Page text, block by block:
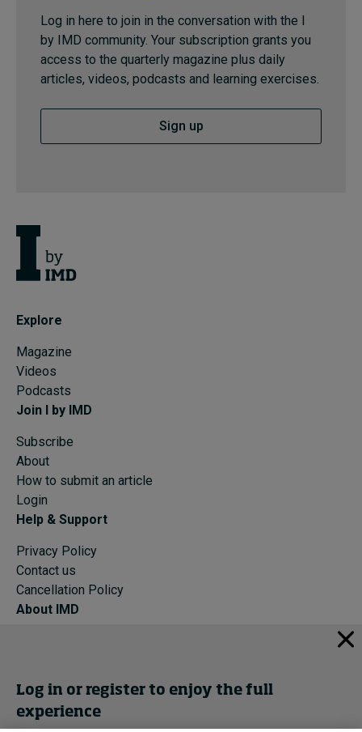
Log in here to join in the conversation with the I
by IMD community. Your subscription grants you
access to the quarterly magazine plus daily
articles, videos, podcasts and learning exercises.
Sign up
Explore
Magazine
Videos
Podcasts
Join I by IMD
Subscribe
About
How to submit an article
Login
Help & Support
Privacy Policy
Contact us
Cancellation Policy
About IMD
Programs
Events
Cancellation Policy Privacy
Log in or register to enjoy the full
experience